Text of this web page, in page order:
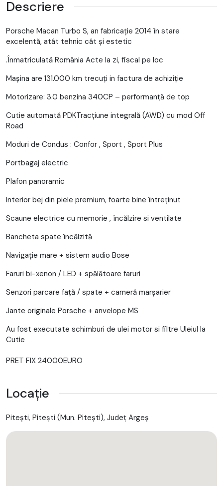
Descriere
Porsche Macan Turbo S, an fabricație 2014 în stare
excelentă, atât tehnic cât și estetic
.Înmatriculată România Acte la zi, fiscal pe loc
Mașina are 131.000 km trecuți in factura de achiziție
Motorizare: 3.0 benzina 340CP – performanță de top
Cutie automată PDKTracțiune integrală (AWD) cu mod Off
Road
Moduri de Condus : Confor , Sport , Sport Plus
Portbagaj electric
Plafon panoramic
Interior bej din piele premium, foarte bine întreținut
Scaune electrice cu memorie , încălzire si ventilate
Bancheta spate încălzită
Navigație mare + sistem audio Bose
Faruri bi-xenon / LED + spălătoare faruri
Senzori parcare față / spate + cameră marșarier
Jante originale Porsche + anvelope MS
Au fost executate schimburi de ulei motor si filtre Uleiul la
Cutie
PRET FIX 24000EURO
Locație
Pitești, Piteşti (Mun. Piteşti), Județ Argeş